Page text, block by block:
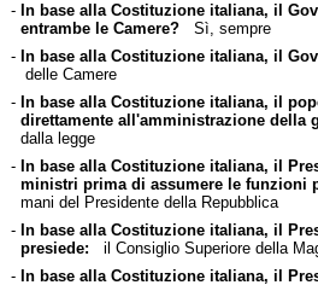
- In base alla Costituzione italiana, il
entrambe le Camere?Sì, sempre
- In base alla Costituzione italiana, il
delle Camere
- In base alla Costituzione italiana, il
direttamente all'amministrazione della
dalla legge
- In base alla Costituzione italiana, il
ministri prima di assumere le funzioni
mani del Presidente della Repubblica
- In base alla Costituzione italiana, il
presiede: il Consiglio Superiore della
- In base alla Costituzione italiana, il